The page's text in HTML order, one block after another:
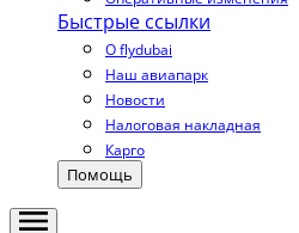
Быстрые ссылки
О flydubai
Наш авиапарк
Новости
Налоговая накладная
Карго
Помощь